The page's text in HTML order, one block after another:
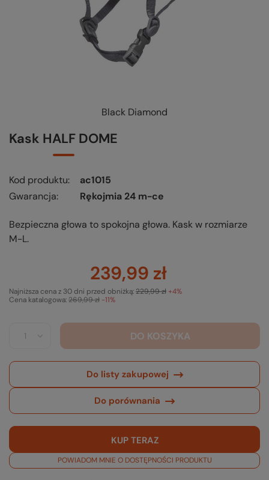
Black Diamond
Kask HALF DOME
Kod produktu
ac1015
Gwarancja
Rękojmia 24 m-ce
Bezpieczna głowa to spokojna głowa. Kask w rozmiarze
M-L.
239,99 zł
Cena katalogowa:269,99 zł -11%
Najniższa cena z 30 dni przed obniżką:229,99 zł +4%
DO KOSZYKA
Do listy zakupowej
Do porównania
KUP TERAZ
POWIADOM MNIE O DOSTĘPNOŚCI PRODUKTU